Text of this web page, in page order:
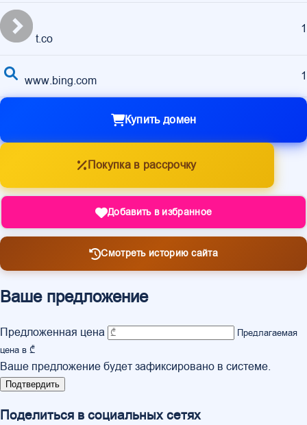
t.co
1
www.bing.com 1
Купить домен
Покупка в рассрочку
Добавить в избранное
Смотреть историю сайта
Ваше предложение
Предложенная цена
Предлагаемая
цена в ₾
Ваше предложение будет зафиксировано в системе.
Подтвердить
Поделиться в социальных сетях